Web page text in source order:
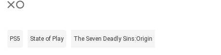
PS5 State of Play The Seven Deadly Sins:Origin